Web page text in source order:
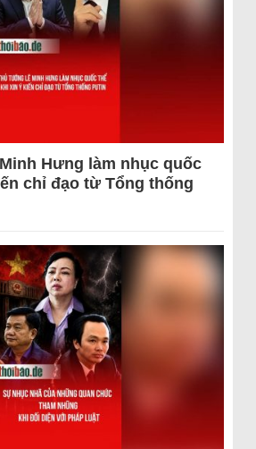
Hưng làm nhục quốc
chỉ đạo từ Tổng thống